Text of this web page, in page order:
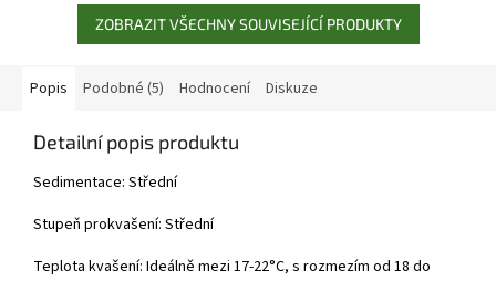
ZOBRAZIT VŠECHNY SOUVISEJÍCÍ PRODUKTY
Popis Podobné (5) Hodnocení Diskuze
Detailní popis produktu
Sedimentace: Střední
Stupeň prokvašení: Střední
Teplota kvašení: Ideálně mezi 17-22°C, s rozmezím od 18 do